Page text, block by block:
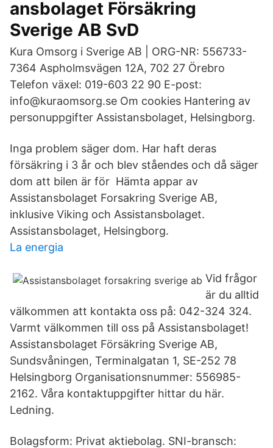
ansbolaget Försäkring
Sverige AB SvD
Kura Omsorg i Sverige AB | ORG-NR: 556733-
7364 Aspholmsvägen 12A, 702 27 Örebro
Telefon växel: 019-603 22 90 E-post:
info@kuraomsorg.se Om cookies Hantering av
personuppgifter Assistansbolaget, Helsingborg.
Inga problem säger dom. Har haft deras
försäkring i 3 år och blev ståendes och då säger
dom att bilen är för Hämta appar av
Assistansbolaget Forsakring Sverige AB,
inklusive Viking och Assistansbolaget.
Assistansbolaget, Helsingborg.
La energia
Vid frågor
är du alltid
välkommen att kontakta oss på: 042-324 324.
Varmt välkommen till oss på Assistansbolaget!
Assistansbolaget Försäkring Sverige AB,
Sundsvåningen, Terminalgatan 1, SE-252 78
Helsingborg Organisationsnummer: 556985-
2162. Våra kontaktuppgifter hittar du här.
Ledning.
Bolagsform: Privat aktiebolag. SNI-bransch: